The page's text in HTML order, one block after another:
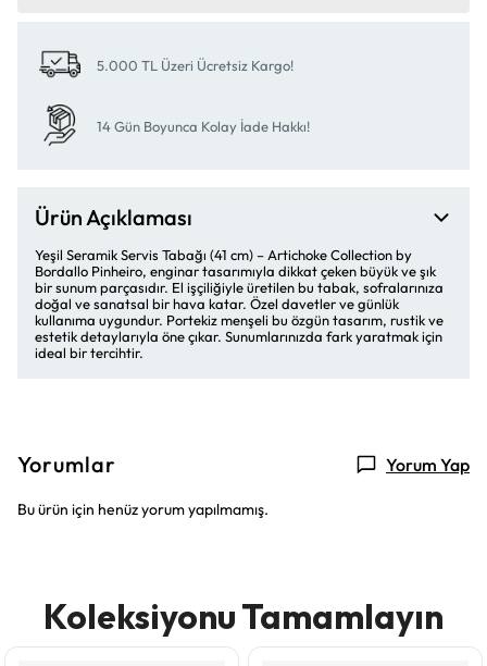
5.000 TL Üzeri Ücretsiz Kargo!
14 Gün Boyunca Kolay İade Hakkı!
Ürün Açıklaması
Yeşil Seramik Servis Tabağı (41 cm) – Artichoke Collection by
Bordallo Pinheiro, enginar tasarımıyla dikkat çeken büyük ve şık
bir sunum parçasıdır. El işçiliğiyle üretilen bu tabak, sofralarınıza
doğal ve sanatsal bir hava katar. Özel davetler ve günlük
kullanıma uygundur. Portekiz menşeli bu özgün tasarım, rustik ve
estetik detaylarıyla öne çıkar. Sunumlarınızda fark yaratmak için
ideal bir tercihtir.
Yorumlar Yorum Yap
Bu ürün için henüz yorum yapılmamış.
Koleksiyonu Tamamlayın